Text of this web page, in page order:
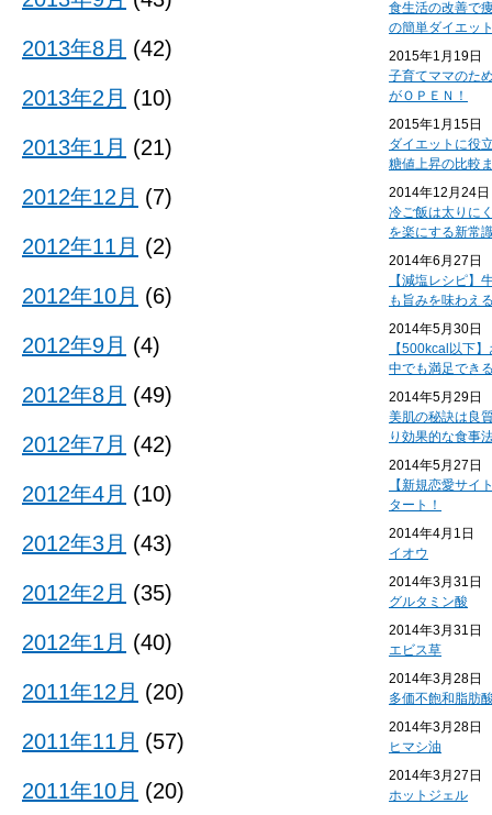
食生活の改善で
の簡単ダイエッ
2015年1月19日
子育てママのた
がＯＰＥＮ！
2015年1月15日
ダイエットに役
糖値上昇の比較
2014年12月24日
冷ご飯は太りに
を楽にする新常
2014年6月27日
【減塩レシピ】
も旨みを味わえ
2014年5月30日
【500kcal以下
中でも満足でき
2014年5月29日
美肌の秘訣は良
り効果的な食事
2014年5月27日
【新規恋愛サイ
タート！
2014年4月1日
イオウ
2014年3月31日
グルタミン酸
2014年3月31日
エビス草
2014年3月28日
多価不飽和脂肪
2014年3月28日
ヒマシ油
2014年3月27日
ホットジェル
2013年8月 (42)
2013年2月 (10)
2013年1月 (21)
2012年12月 (7)
2012年11月 (2)
2012年10月 (6)
2012年9月 (4)
2012年8月 (49)
2012年7月 (42)
2012年4月 (10)
2012年3月 (43)
2012年2月 (35)
2012年1月 (40)
2011年12月 (20)
2011年11月 (57)
2011年10月 (20)